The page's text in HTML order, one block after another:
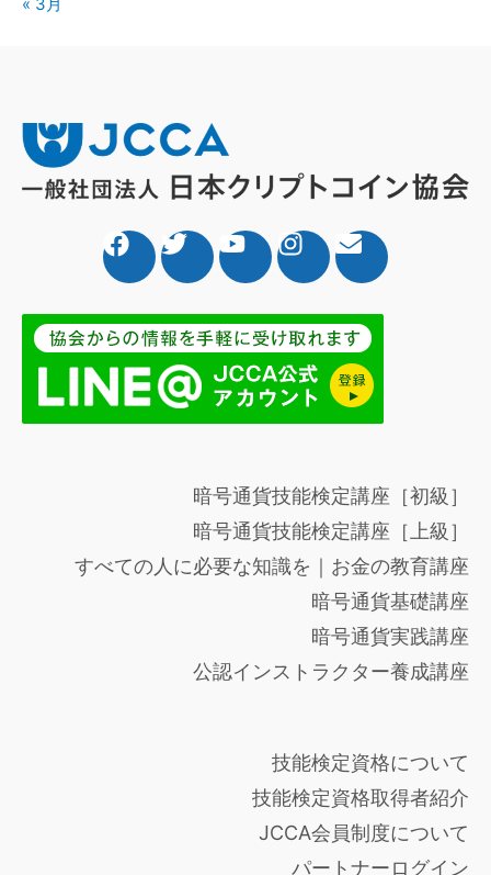
« 3月
暗号通貨技能検定講座［初級］
暗号通貨技能検定講座［上級］
すべての人に必要な知識を｜お金の教育講座
暗号通貨基礎講座
暗号通貨実践講座
公認インストラクター養成講座
技能検定資格について
技能検定資格取得者紹介
JCCA会員制度について
パートナーログイン